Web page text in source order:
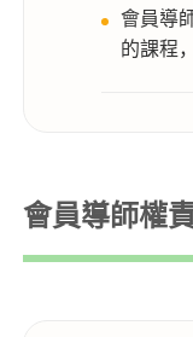
會員導
的課程
會員導師權